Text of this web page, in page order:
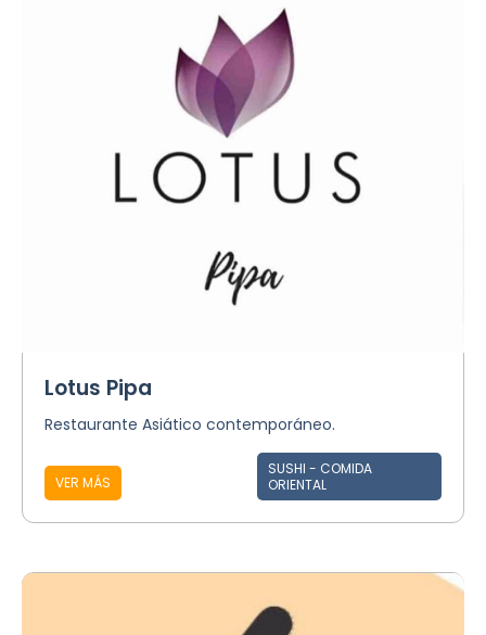
Lotus Pipa
Restaurante Asiático contemporáneo.
VER MÁS
SUSHI - COMIDA
ORIENTAL